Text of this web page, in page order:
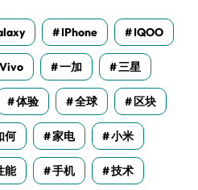
IPhone IQOO
Vivo 一加 三星
体验 全球 区块
何 家电 小米
能 手机 技术